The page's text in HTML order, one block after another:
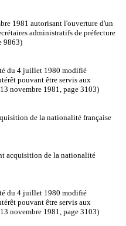
1981 autorisant l'ouverture d'un
administratifs de préfecture
9863)
du 4 juillet 1980 modifié
pouvant être servis aux
novembre 1981, page 3103)
de la nationalité française
acquisition de la nationalité
du 4 juillet 1980 modifié
pouvant être servis aux
novembre 1981, page 3103)